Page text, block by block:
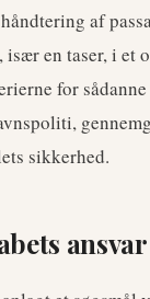
af
især en taser, i
for
sikkerhed.
ansvar